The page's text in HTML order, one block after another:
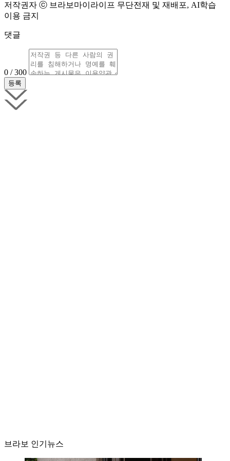
저작권자 ⓒ 브라보마이라이프 무단전재 및 재배포, AI학습
이용 금지
댓글
0 / 300
브라보 인기뉴스